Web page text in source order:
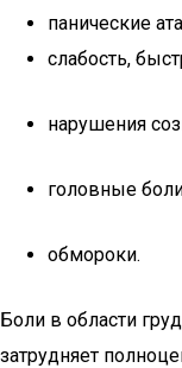
панические
слабость,
нарушения
головные
обмороки.
Боли в области
затрудняет